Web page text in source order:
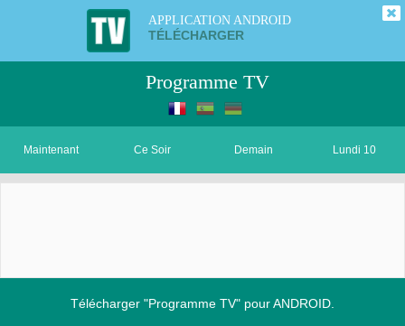
APPLICATION ANDROID
TÉLÉCHARGER
Programme TV
Maintenant Ce Soir Demain Lundi 10
Télécharger "Programme TV" pour ANDROID.